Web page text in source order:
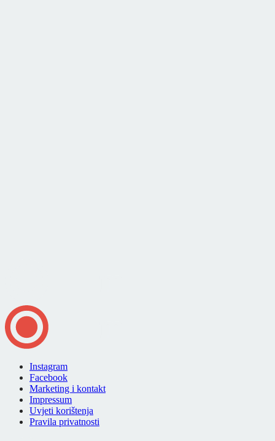
Instagram
Facebook
Marketing i kontakt
Impressum
Uvjeti korištenja
Pravila privatnosti